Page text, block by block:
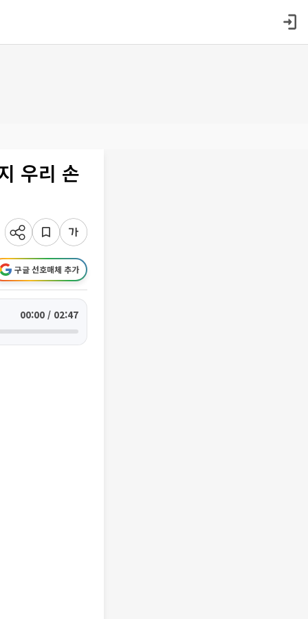
우리 손
구글 선호매체 추가
00:00 / 02:47